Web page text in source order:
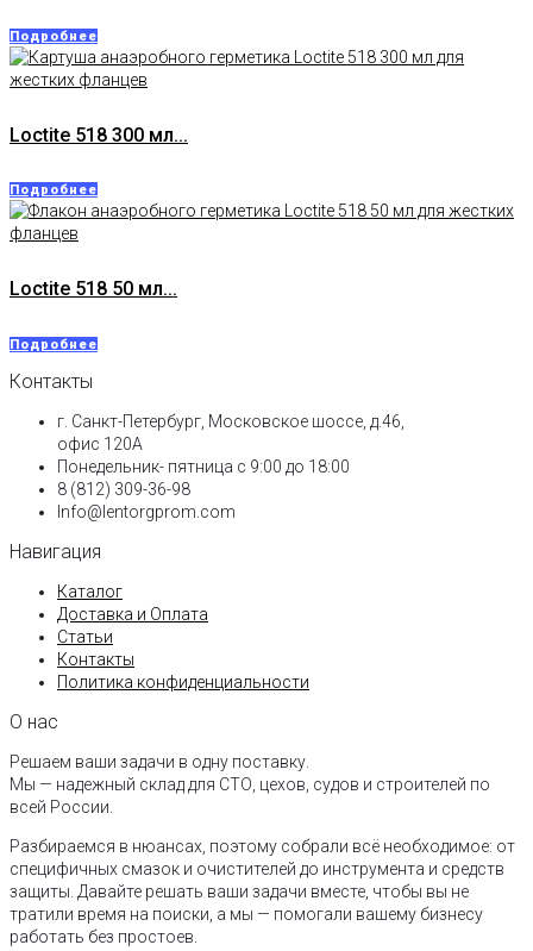
Подробнее
Loctite 518 300 мл...
Подробнее
Loctite 518 50 мл...
Подробнее
Контакты
г. Санкт-Петербург, Московское шоссе, д.46,
офис 120А
Понедельник- пятница с 9:00 до 18:00​
8 (812) 309-36-98
Info@lentorgprom.com
Навигация
Каталог
Доставка и Оплата
Статьи
Контакты
Политика конфиденциальности
О нас
Решаем ваши задачи в одну поставку.
Мы — надежный склад для СТО, цехов, судов и строителей по
всей России.
Разбираемся в нюансах, поэтому собрали всё необходимое: от
специфичных смазок и очистителей до инструмента и средств
защиты. Давайте решать ваши задачи вместе, чтобы вы не
тратили время на поиски, а мы — помогали вашему бизнесу
работать без простоев.